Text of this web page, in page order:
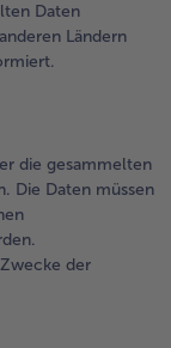
Daten
Ländern
die gesammelten
Die Daten müssen
der